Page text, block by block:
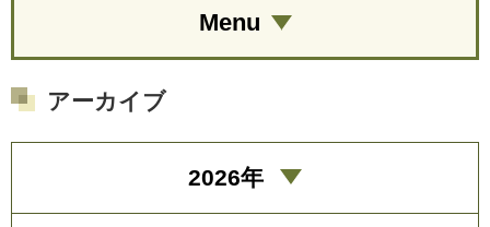
Menu
アーカイブ
2026年